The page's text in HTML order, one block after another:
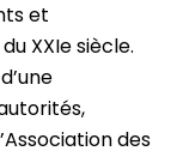
et
XXIe siècle.
des